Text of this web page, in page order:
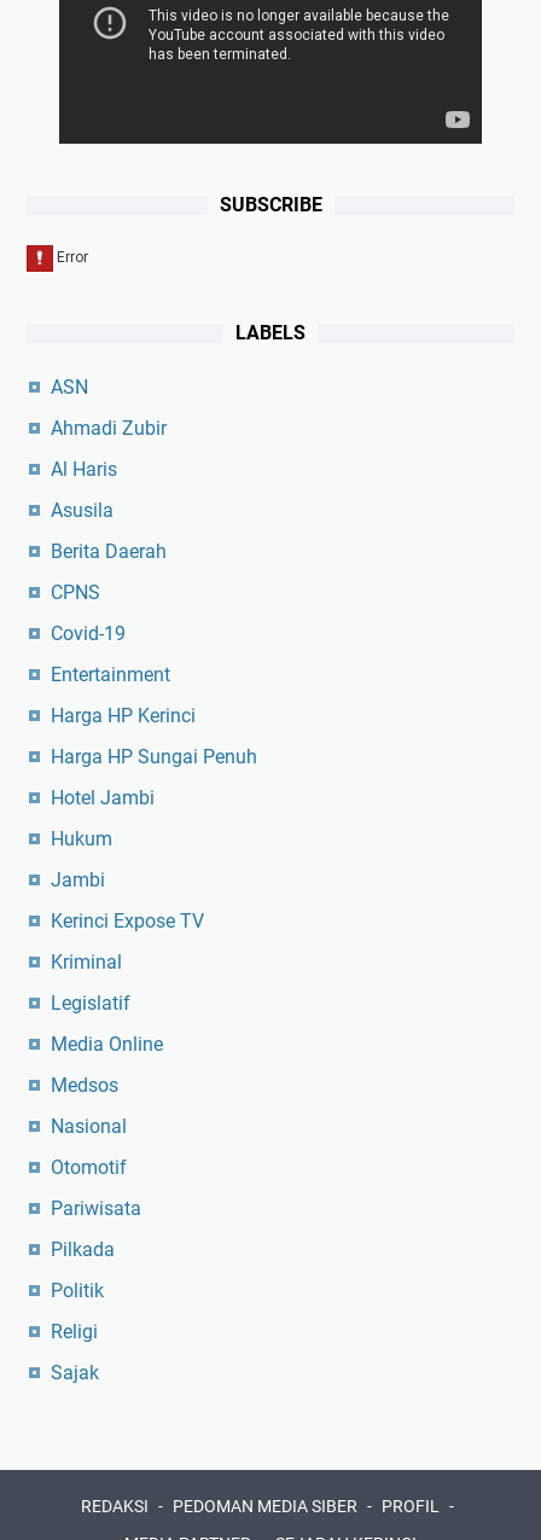
SUBSCRIBE
LABELS
ASN
Ahmadi Zubir
Al Haris
Asusila
Berita Daerah
CPNS
Covid-19
Entertainment
Harga HP Kerinci
Harga HP Sungai Penuh
Hotel Jambi
Hukum
Jambi
Kerinci Expose TV
Kriminal
Legislatif
Media Online
Medsos
Nasional
Otomotif
Pariwisata
Pilkada
Politik
Religi
Sajak
REDAKSI PEDOMAN MEDIA SIBER
PROFIL